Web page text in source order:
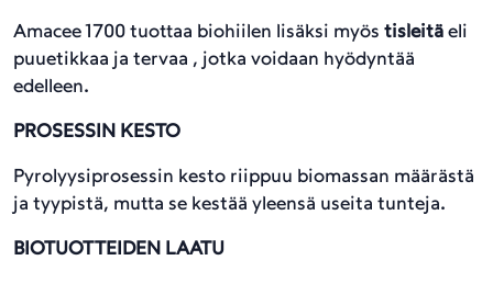
Amacee 1700 tuottaa biohiilen lisäksi myös tisleitä eli
puuetikkaa ja tervaa , jotka voidaan hyödyntää
edelleen.
PROSESSIN KESTO
Pyrolyysiprosessin kesto riippuu biomassan määrästä
ja tyypistä, mutta se kestää yleensä useita tunteja.
BIOTUOTTEIDEN LAATU